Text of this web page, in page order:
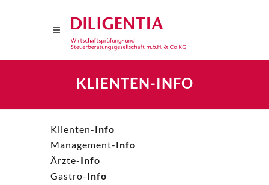
KLIENTEN-INFO
Klienten-Info
Management-Info
Ärzte-Info
Gastro-Info